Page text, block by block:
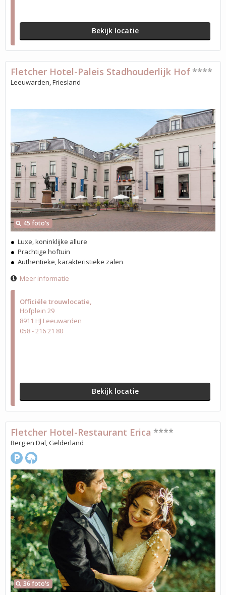
Bekijk locatie
Officiële trouwlocatie
Hofplein 29
8911 HJ Leeuwarden
058 - 216 21 80
Bekijk locatie
45 foto's
Fletcher Hotel-Paleis Stadhouderlijk Hof ****
Leeuwarden, Friesland
Luxe, koninklijke allure
Prachtige hoftuin
Authentieke, karakteristieke zalen
Meer informatie
36 foto's
Fletcher Hotel-Restaurant Erica ****
Berg en Dal, Gelderland